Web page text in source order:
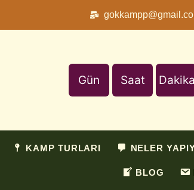
Gün Saat Dakika
KAMP TURLARI NELER
BLOG